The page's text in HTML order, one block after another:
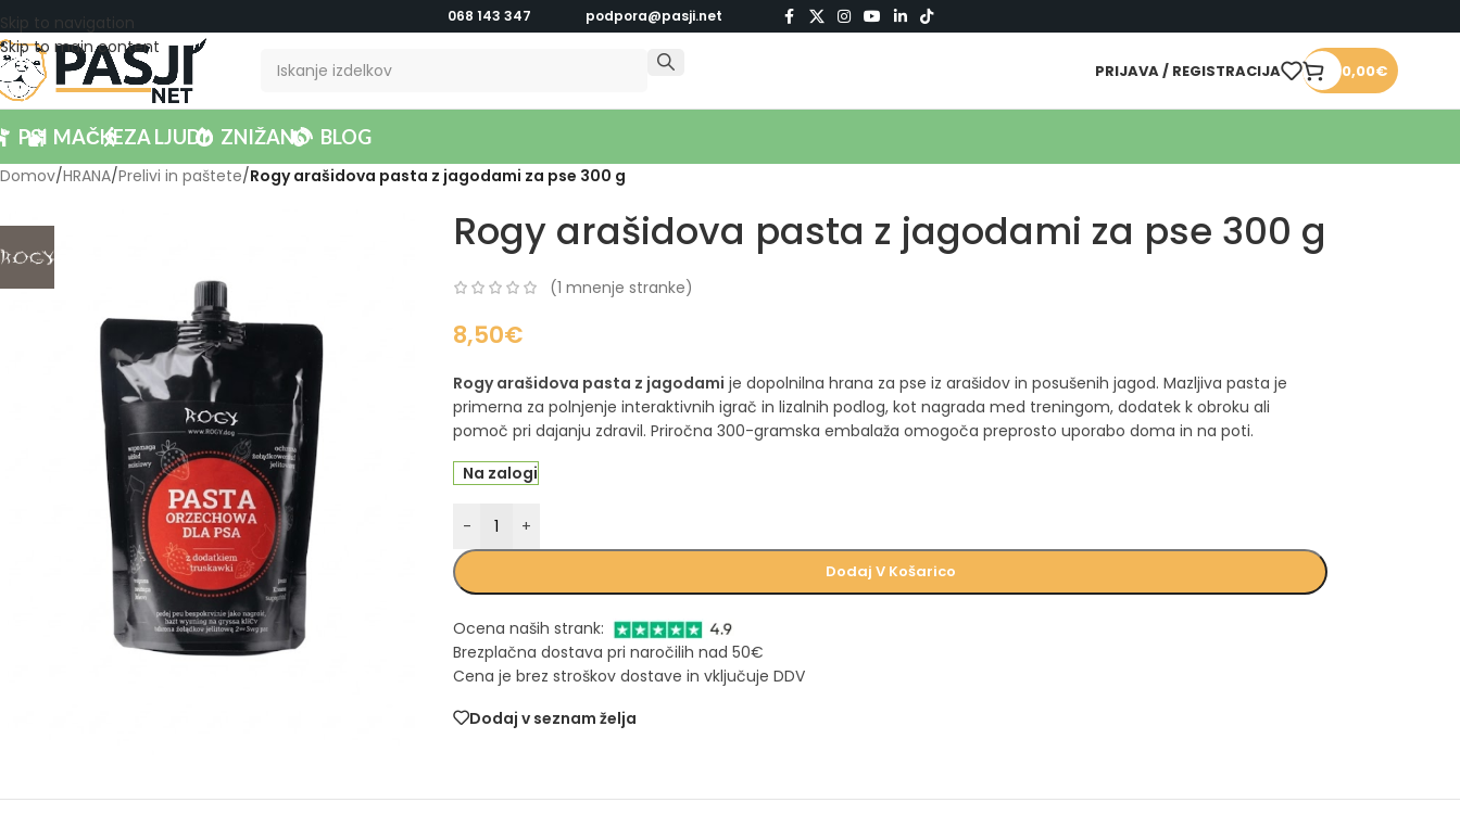
Skip to navigation
Skip to main content
068 143 347 podpora@pasji.net
PRIJAVA / REGISTRACIJA 0,00€
PSI MAČKEZA LJUDI ZNIŽANO BLOG
Domov/HRANA/Prelivi in paštete/Rogy arašidova pasta z jagodami za pse 300 g
Rogy arašidova pasta z jagodami za pse 300 g
(1 mnenje stranke)
8,50€
Rogy arašidova pasta z jagodami je dopolnilna hrana za pse iz arašidov in posušenih jagod. Mazljiva pasta je
primerna za polnjenje interaktivnih igrač in lizalnih podlog, kot nagrada med treningom, dodatek k obroku ali
pomoč pri dajanju zdravil. Priročna 300-gramska embalaža omogoča preprosto uporabo doma in na poti.
Na zalogi
- +
Dodaj V Košarico
Ocena naših strank:
Brezplačna dostava pri naročilih nad 50€
Cena je brez stroškov dostave in vključuje DDV
Dodaj v seznam želja